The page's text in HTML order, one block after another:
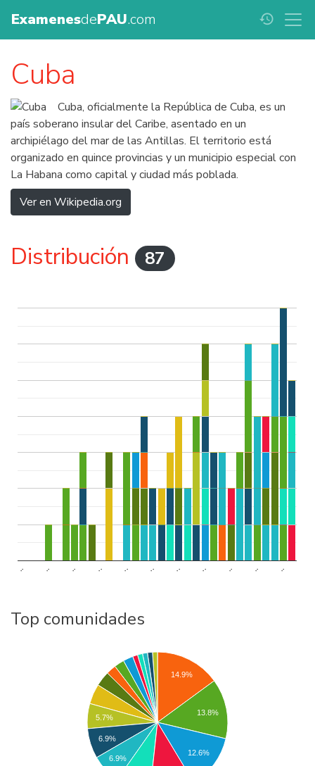
ExamenesdePAU.com history
Cuba
Cuba, oficialmente la República de Cuba, es un
país soberano insular del Caribe, asentado en un
archipiélago del mar de las Antillas. El territorio está
organizado en quince provincias y un municipio especial con
La Habana como capital y ciudad más poblada.
Ver en Wikipedia.org
Distribución 87
.. .. .. .. .. .. .. .. .. .. ..
Top comunidades
14.9%
13.8%
12.6%
5.7%
6.9%
6.9%